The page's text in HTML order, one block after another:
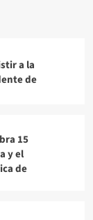
a la
de
15
y el
de